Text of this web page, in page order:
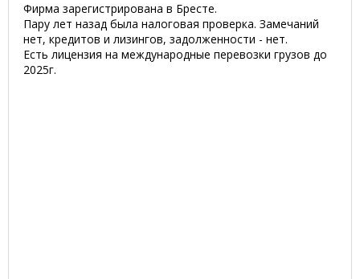
Фирма зарегистрирована в Бресте.
Пару лет назад была налоговая проверка. Замечаний
нет, кредитов и лизингов, задолженности - нет.
Есть лицензия на международные перевозки грузов до
2025г.